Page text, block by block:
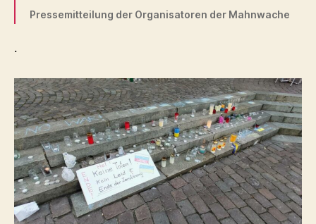
Pressemitteilung der Organisatoren der Mahnwache
.